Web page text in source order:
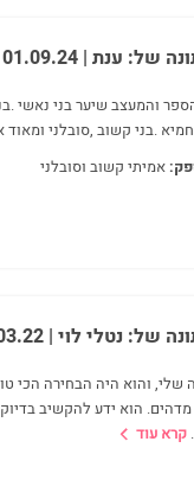
של: ענת | 01.09.24
והמעצב שיער בני נאשי
.בני קשוב ,סובלני ומאוד
אמיתי קשוב וסובלני
של: נטלי לוי | 07.03.22
שלי, והוא היה הבחירה הכי
מדהים. הוא ידע להקשיב
קרא עוד